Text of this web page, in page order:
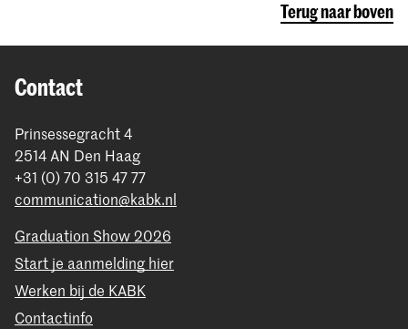
Terug naar boven
Contact
Prinsessegracht 4
2514 AN Den Haag
+31 (0) 70 315 47 77
communication@kabk.nl
Graduation Show 2026
Start je aanmelding hier
Werken bij de KABK
Contactinfo